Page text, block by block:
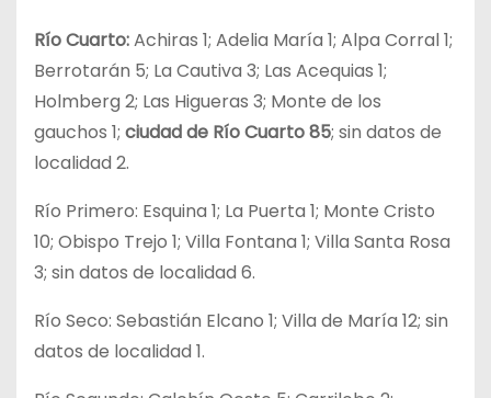
Río Cuarto:Achiras 1; Adelia María 1; Alpa Corral 1;
Berrotarán 5; La Cautiva 3; Las Acequias 1;
Holmberg 2; Las Higueras 3; Monte de los
gauchos 1; ciudad de Río Cuarto 85; sin datos de
localidad 2.
Río Primero: Esquina 1; La Puerta 1; Monte Cristo
10; Obispo Trejo 1; Villa Fontana 1; Villa Santa Rosa
3; sin datos de localidad 6.
Río Seco: Sebastián Elcano 1; Villa de María 12; sin
datos de localidad 1.